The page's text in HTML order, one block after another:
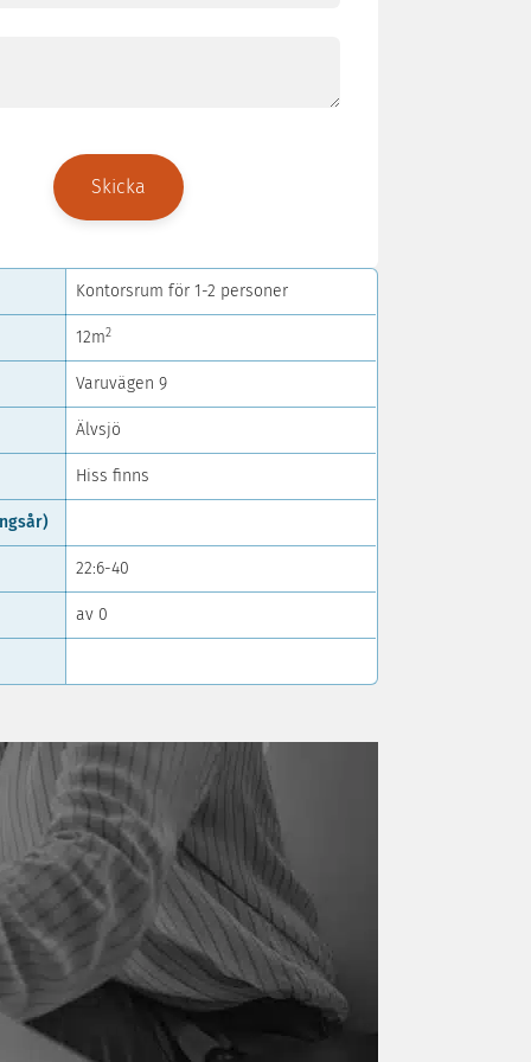
Kontorsrum för 1-2 personer
12m2
Varuvägen 9
Älvsjö
Hiss finns
22:6-40
av 0